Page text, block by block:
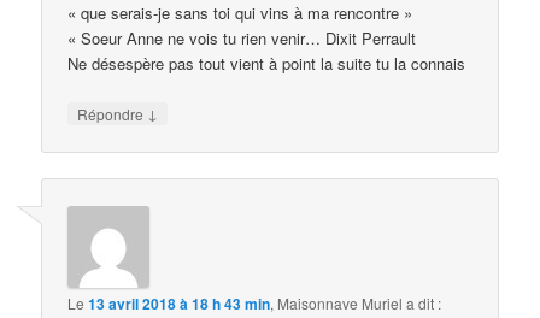
« que serais-je sans toi qui vins à ma rencontre »
« Soeur Anne ne vois tu rien venir… Dixit Perrault
Ne désespère pas tout vient à point la suite tu la connais
Répondre ↓
Le13 avril 2018 à 18 h 43 min, Maisonnave Muriel a dit :